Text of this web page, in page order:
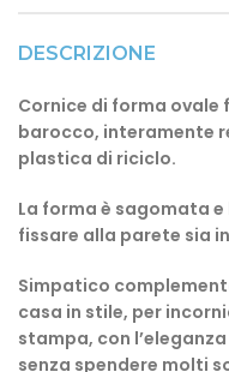
DESCRIZIONE
Cornice di forma ovale
barocco, interamente
plastica di riciclo.
La forma è sagomata
fissare alla parete sia
Simpatico
casa in stile, per
stampa, con
senza spendere molti